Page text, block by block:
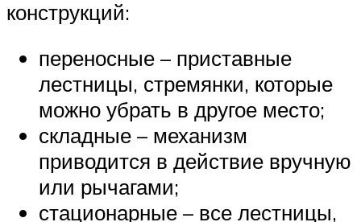
конструкций:
переносные – приставные
лестницы, стремянки, которые
можно убрать в другое место;
складные – механизм
приводится в действие вручную
или рычагами;
стационарные – все лестницы,